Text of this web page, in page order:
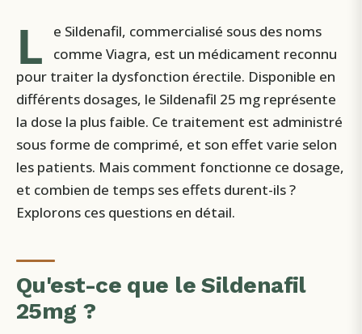
L
e Sildenafil, commercialisé sous des noms
comme Viagra, est un médicament reconnu
pour traiter la dysfonction érectile. Disponible en
différents dosages, le Sildenafil 25 mg représente
la dose la plus faible. Ce traitement est administré
sous forme de comprimé, et son effet varie selon
les patients. Mais comment fonctionne ce dosage,
et combien de temps ses effets durent-ils ?
Explorons ces questions en détail.
Qu'est-ce que le Sildenafil
25mg ?